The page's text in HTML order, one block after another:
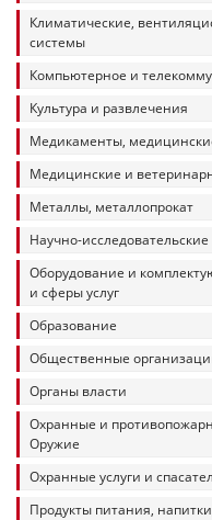
Климатические,
системы
Компьютерное и
Культура и развлечения
Медикаменты,
Медицинские и
Металлы, металлопрокат
Научно-
Оборудование и
и сферы услуг
Образование
Общественные
Органы власти
Охранные и
Оружие
Охранные услуги и
Продукты питания,